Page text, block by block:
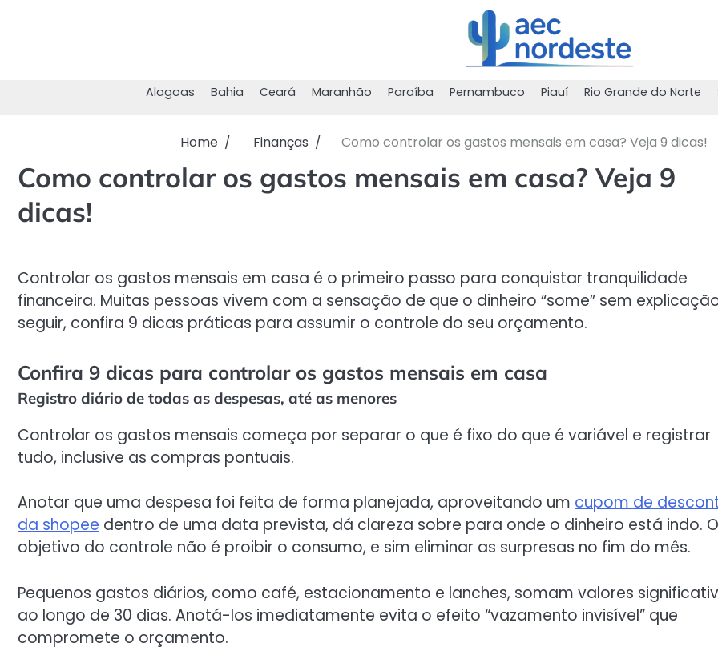
Alagoas Bahia Ceará Maranhão Paraíba Pernambuco Piauí Rio Grande do Norte
Home Finanças Como controlar os gastos mensais em casa? Veja 9 dicas!
Como controlar os gastos mensais em casa? Veja 9
dicas!
Controlar os gastos mensais em casa é o primeiro passo para conquistar tranquilidade
financeira. Muitas pessoas vivem com a sensação de que o dinheiro “some” sem
seguir, confira 9 dicas práticas para assumir o controle do seu orçamento.
Confira 9 dicas para controlar os gastos mensais em casa
Registro diário de todas as despesas, até as menores
Controlar os gastos mensais começa por separar o que é fixo do que é variável e registrar
tudo, inclusive as compras pontuais.
Anotar que uma despesa foi feita de forma planejada, aproveitando um cupom de
da shopee dentro de uma data prevista, dá clareza sobre para onde o dinheiro está indo. O
objetivo do controle não é proibir o consumo, e sim eliminar as surpresas no fim do mês.
Pequenos gastos diários, como café, estacionamento e lanches, somam valores
ao longo de 30 dias. Anotá-los imediatamente evita o efeito “vazamento invisível” que
compromete o orçamento.